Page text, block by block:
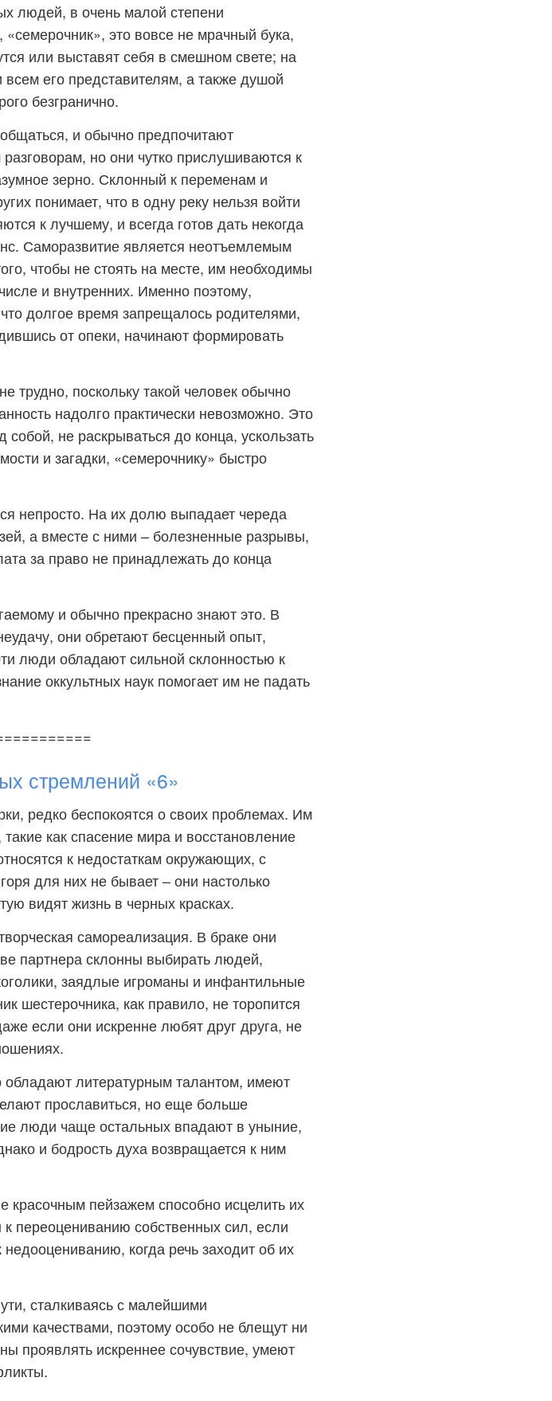
людей, в очень малой степени
«семерочник», это вовсе не мрачный бука,
или выставят себя в смешном свете; на
его представителям, а также душой
безгранично.
и обычно предпочитают
но они чутко прислушиваются к
зерно. Склонный к переменам и
понимает, что в одну реку нельзя войти
к лучшему, и всегда готов дать некогда
Саморазвитие является неотъемлемым
чтобы не стоять на месте, им необходимы
и внутренних. Именно поэтому,
долгое время запрещалось родителями,
от опеки, начинают формировать
трудно, поскольку такой человек обычно
надолго практически невозможно. Это
собой, не раскрываться до конца, ускользать
и загадки, «семерочнику» быстро
непросто. На их долю выпадает череда
а вместе с ними – болезненные разрывы,
за право не принадлежать до конца
и обычно прекрасно знают это. В
они обретают бесценный опыт,
люди обладают сильной склонностью к
оккультных наук помогает им не падать
стремлений «6»
редко беспокоятся о своих проблемах. Им
как спасение мира и восстановление
к недостаткам окружающих, с
для них не бывает – они настолько
видят жизнь в черных красках.
самореализация. В браке они
партнера склонны выбирать людей,
заядлые игроманы и инфантильные
шестерочника, как правило, не торопится
если они искренне любят друг друга, не
литературным талантом, имеют
прославиться, но еще больше
люди чаще остальных впадают в уныние,
и бодрость духа возвращается к ним
красочным пейзажем способно исцелить их
переоцениванию собственных сил, если
когда речь заходит об их
сталкиваясь с малейшими
качествами, поэтому особо не блещут ни
проявлять искреннее сочувствие, умеют